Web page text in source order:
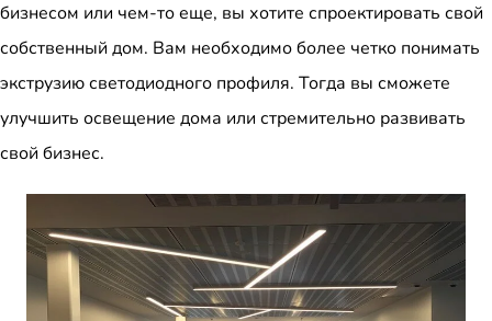
бизнесом или чем-то еще, вы хотите спроектировать свой
собственный дом. Вам необходимо более четко понимать
экструзию светодиодного профиля. Тогда вы сможете
улучшить освещение дома или стремительно развивать
свой бизнес.